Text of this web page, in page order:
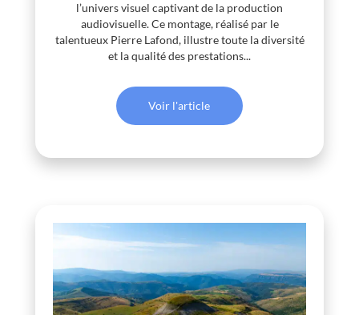
l’univers visuel captivant de la production
audiovisuelle. Ce montage, réalisé par le
talentueux Pierre Lafond, illustre toute la diversité
et la qualité des prestations...
Voir l'article